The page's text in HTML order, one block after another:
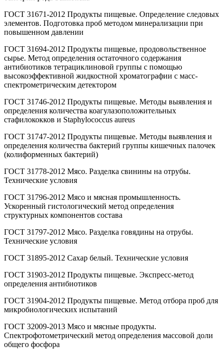
ГОСТ 31671-2012 Продукты пищевые. Определение следовых
элементов. Подготовка проб методом минерализации при
повышенном давлении
ГОСТ 31694-2012 Продукты пищевые, продовольственное
сырье. Метод определения остаточного содержания
антибиотиков тетрациклиновой группы с помощью
высокоэффективной жидкостной хроматографии с масс-
спектрометрическим детектором
ГОСТ 31746-2012 Продукты пищевые. Методы выявления и
определения количества коагулазоположительных
стафилококков и Staphylococcus aureus
ГОСТ 31747-2012 Продукты пищевые. Методы выявления и
определения количества бактерий группы кишечных палочек
(колиформенных бактерий)
ГОСТ 31778-2012 Мясо. Разделка свинины на отрубы.
Технические условия
ГОСТ 31796-2012 Мясо и мясная промышленность.
Ускоренный гистологический метод определения
структурных компонентов состава
ГОСТ 31797-2012 Мясо. Разделка говядины на отрубы.
Технические условия
ГОСТ 31895-2012 Сахар белый. Технические условия
ГОСТ 31903-2012 Продукты пищевые. Экспресс-метод
определения антибиотиков
ГОСТ 31904-2012 Продукты пищевые. Метод отбора проб для
микробиологических испытаний
ГОСТ 32009-2013 Мясо и мясные продукты.
Спектрофотометрический метод определения массовой доли
общего фосфора